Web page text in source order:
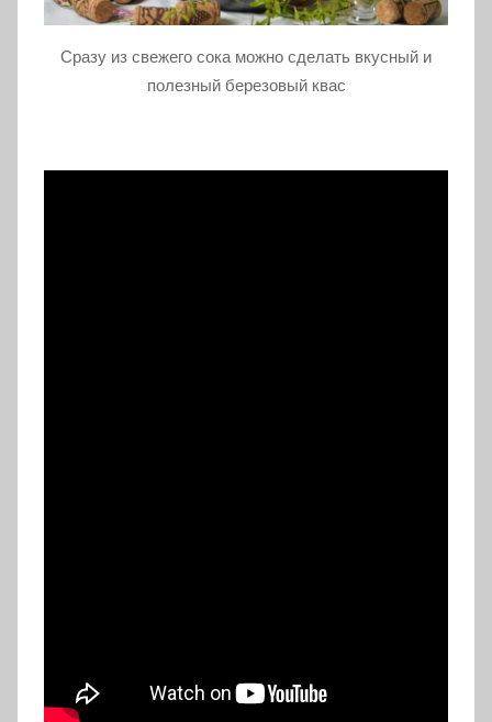
Сразу из свежего сока можно сделать вкусный и
полезный березовый квас